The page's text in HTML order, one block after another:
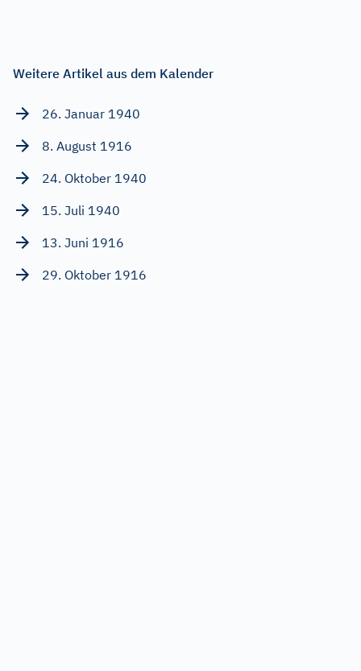
Weitere Artikel aus dem Kalender
26. Januar 1940
8. August 1916
24. Oktober 1940
15. Juli 1940
13. Juni 1916
29. Oktober 1916